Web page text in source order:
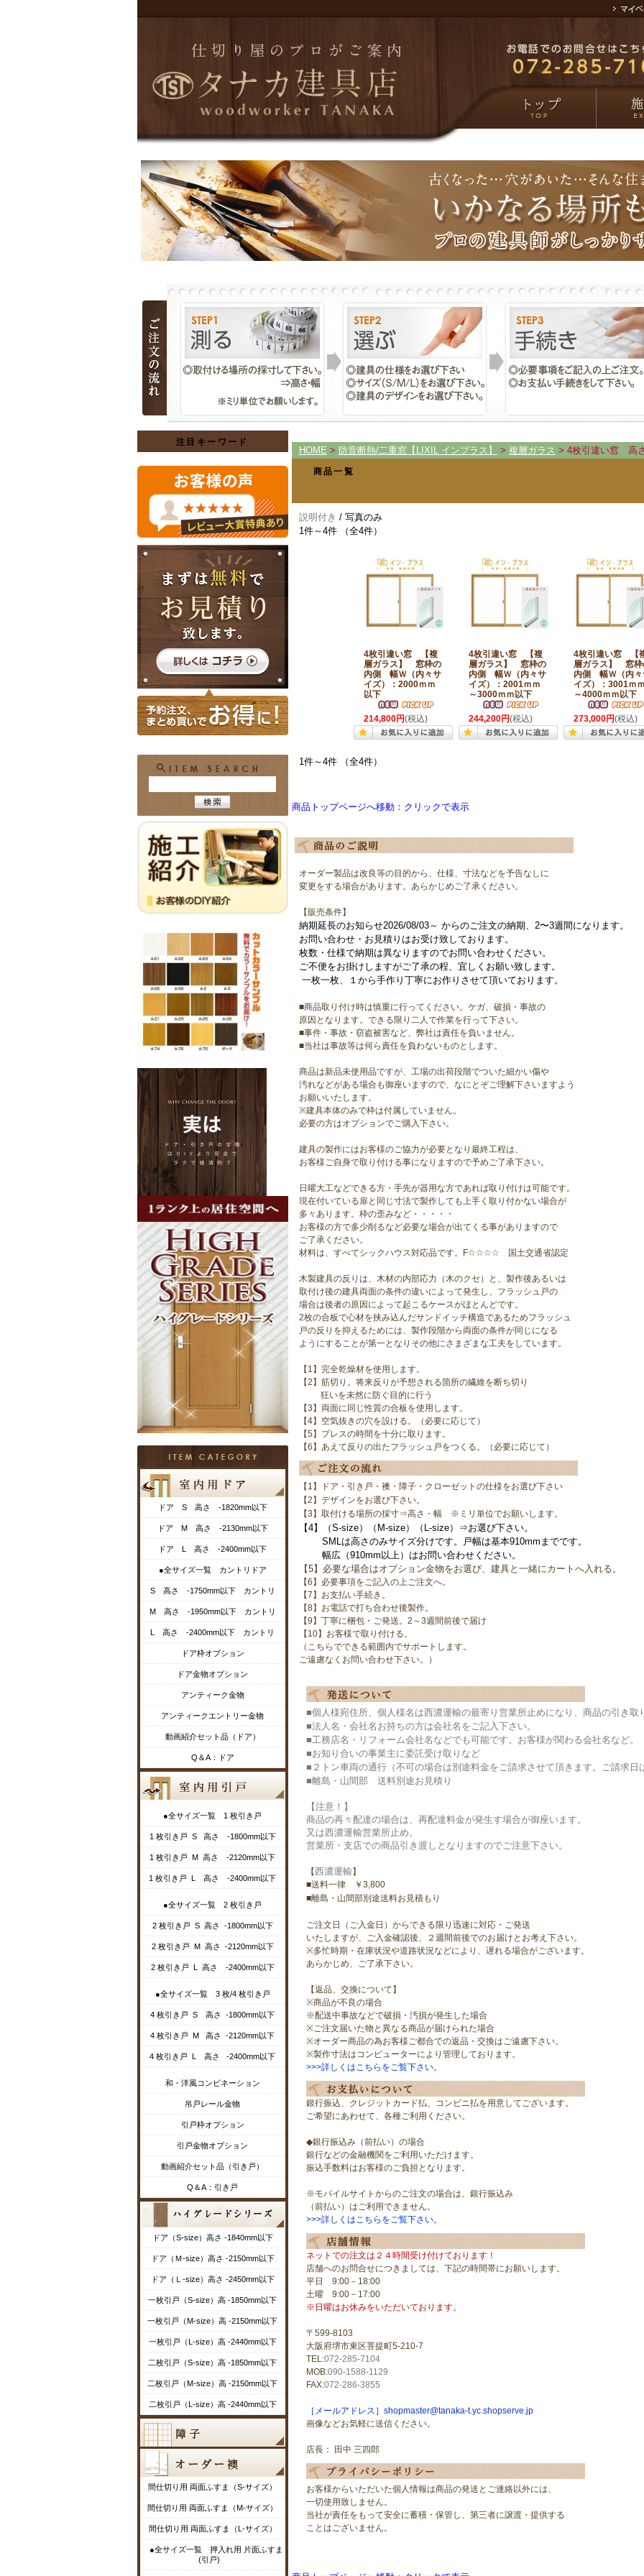
注目キーワード
ドア S 高さ -1820mm以下
ドア M 高さ -2130mm以下
ドア L 高さ -2400mm以下
●全サイズ一覧 カントリドア
S 高さ -1750mm以下 カントリ
M 高さ -1950mm以下 カントリ
L 高さ -2400mm以下 カントリ
ドア枠オプション
ドア金物オプション
アンティーク金物
アンティークエントリー金物
動画紹介セット品（ドア）
Q＆A：ドア
●全サイズ一覧 1 枚引き戸
1 枚引き戸 S 高さ -1800mm以下
1 枚引き戸 M 高さ -2120mm以下
1 枚引き戸 L 高さ -2400mm以下
●全サイズ一覧 2 枚引き戸
2 枚引き戸 S 高さ -1800mm以下
2 枚引き戸 M 高さ -2120mm以下
2 枚引き戸 L 高さ -2400mm以下
●全サイズ一覧 3 枚/4 枚引き戸
4 枚引き戸 S 高さ -1800mm以下
4 枚引き戸 M 高さ -2120mm以下
4 枚引き戸 L 高さ -2400mm以下
和・洋風コンビネーション
吊戸レール金物
引戸枠オプション
引戸金物オプション
動画紹介セット品（引き戸）
Q＆A：引き戸
ドア（S-size）高さ -1840mm以下
ドア（Ｍ-size）高さ -2150mm以下
ドア（Ｌ-size）高さ -2450mm以下
一枚引戸（S-size）高 -1850mm以下
一枚引戸（M-size）高 -2150mm以下
一枚引戸（L-size）高 -2440mm以下
二枚引戸（S-size）高 -1850mm以下
二枚引戸（M-size）高 -2150mm以下
二枚引戸（L-size）高 -2440mm以下
間仕切り用 両面ふすま（S-サイズ）
間仕切り用 両面ふすま（M-サイズ）
間仕切り用 両面ふすま（L-サイズ）
●全サイズ一覧 押入れ用 片面ふすま
(引戸)
HOME > 防音断熱/二重窓【LIXIL インプラス】 > 複層ガラス > 4枚引違い窓 高
商品一覧
説明付き / 写真のみ
1件～4件 （全4件）
4枚引違い窓 【複
層ガラス】 窓枠の
内側 幅Ｗ（内々サ
イズ）：2000ｍｍ
以下
214,800円(税込)
4枚引違い窓 【複
層ガラス】 窓枠の
内側 幅Ｗ（内々サ
イズ）：2001ｍｍ
～3000ｍｍ以下
244,200円(税込)
4枚引違い窓 【
層ガラス】 窓枠
内側 幅Ｗ（内々
イズ）：3001ｍｍ
～4000ｍｍ以下
273,000円(税込)
1件～4件 （全4件）
商品トップページへ移動：クリックで表示
オーダー製品は改良等の目的から、仕様、寸法などを予告なしに
変更をする場合があります。あらかじめご了承ください。
【販売条件】
納期延長のお知らせ2026/08/03～ からのご注文の納期、2〜3週間になります。
お問い合わせ・お見積りはお受け致しております。
枚数・仕様で納期は異なりますのでお問い合わせください。
ご不便をお掛けしますがご了承の程、宜しくお願い致します。
一枚一枚、１から手作り丁寧にお作りさせて頂いております。
■商品取り付け時は慎重に行ってください。 ケガ、破損・事故の
原因となります。できる限り二人で作業を行って下さい。
■事件・事故・窃盗被害など、弊社は責任を負いません。
■当社は事故等は何ら責任を負わないものとします。
商品は新品未使用品ですが、工場の出荷段階でついた細かい傷や
汚れなどがある場合も御座いますので、なにとぞご理解下さいますよう
お願いいたします。
※建具本体のみで枠は付属していません。
必要の方はオプションでご購入下さい。
建具の製作にはお客様のご協力が必要となり最終工程は、
お客様ご自身で取り付ける事になりますので予めご了承下さい。
日曜大工などできる方・手先が器用な方であれば取り付けは可能です。
現在付いている扉と同じ寸法で製作しても上手く取り付かない場合が
多々あります。枠の歪みなど・・・・・
お客様の方で多少削るなど必要な場合が出てくる事がありますので
ご了承ください。
材料は、すべてシックハウス対応品です。F☆☆☆☆ 国土交通省認定
木製建具の反りは、木材の内部応力（木のクセ）と、製作後あるいは
取付け後の建具両面の条件の違いによって発生し、フラッシュ戸の
場合は後者の原因によって起こるケースがほとんどです。
2枚の合板で心材を挟み込んだサンドイッチ構造であるためフラッシュ
戸の反りを抑えるためには、製作段階から両面の条件が同じになる
ようにすることが第一となりその他にさまざまな工夫をしています。
【1】完全乾燥材を使用します。
【2】筋切り。将来反りが予想される箇所の繊維を断ち切り
狂いを未然に防ぐ目的に行う
【3】両面に同じ性質の合板を使用します。
【4】空気抜きの穴を設ける。（必要に応じて）
【5】プレスの時間を十分に取ります。
【6】あえて反りの出たフラッシュ戸をつくる。（必要に応じて）
【1】ドア・引き戸・襖・障子・クローゼットの仕様をお選び下さい
【2】デザインをお選び下さい。
【3】取付ける場所の採寸⇒高さ・幅 ※ミリ単位でお願いします。
【4】（S-size）（M-size）（L-size）⇒お選び下さい。
SMLは高さのみサイズ分けです。
戸幅は基本910mmまでです。
幅広（910mm以上）はお問い合わせください。
【5】必要な場合はオプション金物をお選び、建具と一緒にカートへ入れる。
【6】必要事項をご記入の上ご注文へ。
【7】お支払い手続き。
【8】お電話で打ち合わせ後製作。
【9】丁寧に梱包・ご発送。2～3週間前後で届け
【10】お客様で取り付ける。
（こちらでできる範囲内でサポートします。
ご遠慮なくお問い合わせ下さい。）
■個人様宛住所、個人様名は西濃運輸の最寄り営業所止めになり、商品の引き取
■法人名・会社名お持ちの方は会社名をご記入下さい。
■工務店名・リフォーム会社名などでも可能です。お客様が関わる会社名など。
■お知り合いの事業主に委託受け取りなど
■２トン車両の通行（不可の場合は別途料金をご請求させて頂きます。ご請求日
■離島・山間部 送料別途お見積り
【注意！】
商品の再々配達の場合は、再配達料金が発生す場合が御座います。
又は西濃運輸営業所止め。
営業所・支店での商品引き渡しとなりますのでご注意下さい。
【西濃運輸 】
■送料一律 ￥3,800
■離島・山間部別途送料お見積もり
ご注文日（ご入金日）からできる限り迅速に対応・ご発送
いたしますが、ご入金確認後、２週間前後でのお届けとお考え下さい。
※多忙時期・在庫状況や道路状況などにより、遅れる場合がございます。
あらかじめ、ご了承下さい。
【返品、交換について】
※商品が不良の場合
※配送中事故などで破損・汚損が発生した場合
※ご注文届いた物と異なる商品が届けられた場合
※オーダー商品の為お客様ご都合での返品・交換はご遠慮下さい。
※製作寸法はコンピューターにより管理しております。
>>>詳しくはこちらをご覧下さい。
銀行振込、クレジットカード払、コンビニ払を用意してございます。
ご希望にあわせて、各種ご利用ください。
◆銀行振込み（前払い）の場合
銀行などの金融機関をご利用いただけます。
振込手数料はお客様のご負担となります。
※モバイルサイトからのご注文の場合は、銀行振込み
（前払い）はご利用できません。
>>>詳しくはこちらをご覧下さい。
ネットでの注文は２４時間受け付けております！
店舗へのお問合せにつきましては、下記の時間帯にお願いします。
平日 9:00－18:00
土曜 9:00－17:00
※日曜はお休みをいただいております。
〒599-8103
大阪府堺市東区菩提町5-210-7
TEL:072-285-7104
MOB:090-1588-1129
FAX:072-286-3855
［メールアドレス］shopmaster@tanaka-t.yc.shopserve.jp
画像などお気軽に送信ください。
店長： 田中 三四郎
お客様からいただいた個人情報は商品の発送とご連絡以外には、
一切使用致しません。
当社が責任をもって安全に蓄積・保管し、第三者に譲渡・提供する
ことはございません。